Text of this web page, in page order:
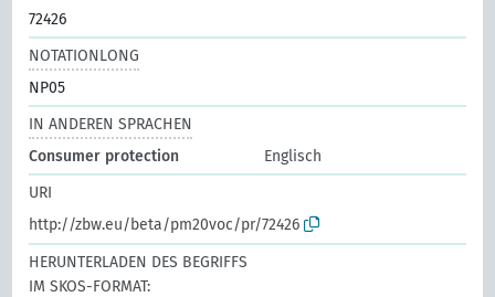
72426
NOTATIONLONG
NP05
IN ANDEREN SPRACHEN
Consumer protection
Englisch
URI
http://zbw.eu/beta/pm20voc/pr/72426
HERUNTERLADEN DES BEGRIFFS
IM SKOS-FORMAT: